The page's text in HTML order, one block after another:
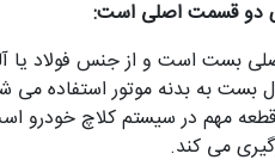
دو قسمت اصلی است:
بست است و از جنس فولاد یا
بست به بدنه موتور استفاده می
مهم در سیستم کلاچ خودرو
می کند.